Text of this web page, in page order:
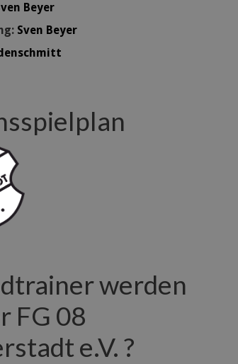
Beyer
Sven Beyer
werden
FG 08
e.V. ?